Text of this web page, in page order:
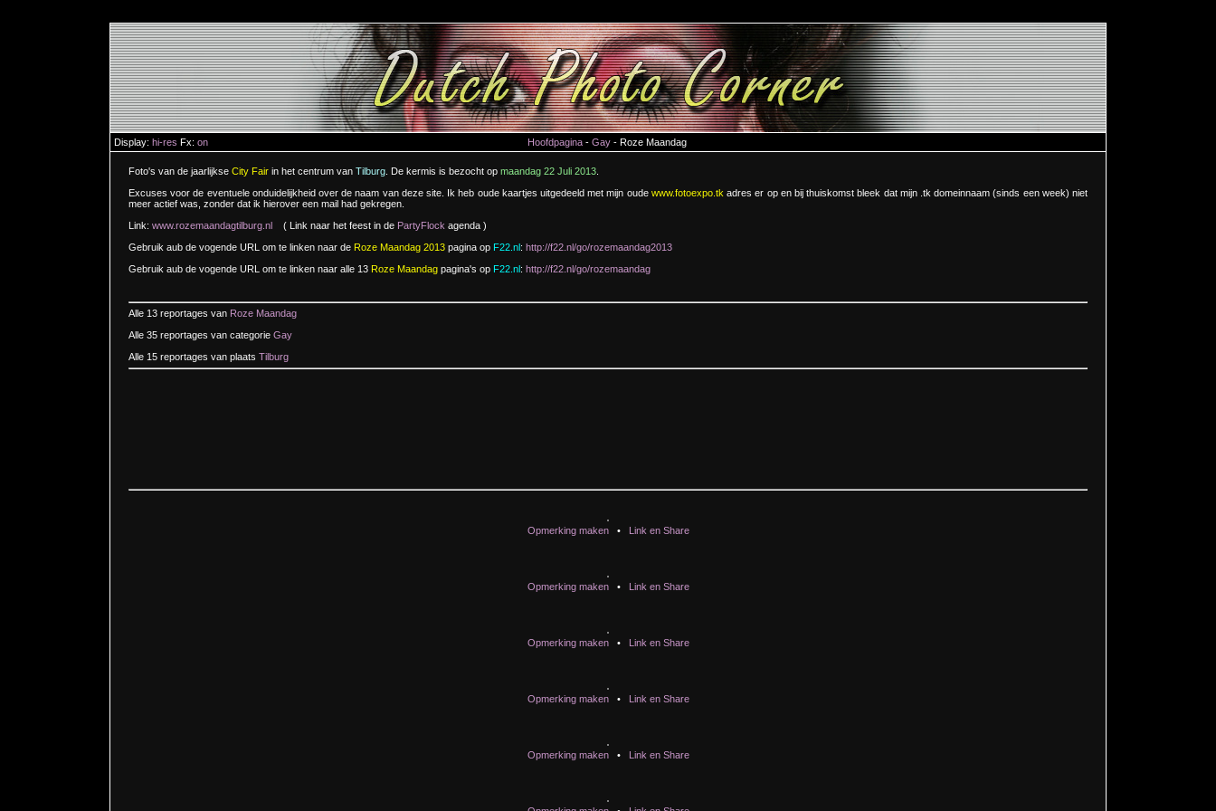
Display: hi-res Fx: on Hoofdpagina - Gay - Roze Maandag
Foto's van de jaarlijkse City Fair in het centrum van Tilburg . De kermis is bezocht op maandag 22 Juli 2013
Excuses voor de eventuele onduidelijkheid over de naam van deze site. Ik heb oude kaartjes uitgedeeld met mijn oude www.fotoexpo.tk adres er op en bij thuiskomst bleek dat mijn .tk domeinnaam (sinds een week) niet
meer actief was, zonder dat ik hierover een mail had gekregen.
Link: www.rozemaandagtilburg.nl ( Link naar het feest in de PartyFlock agenda )
Gebruik aub de vogende URL om te linken naar de Roze Maandag 2013 pagina op F22.nl: http://f22.nl/go/rozemaandag2013
Gebruik aub de vogende URL om te linken naar alle 13 Roze Maandag pagina's op F22.nl: http://f22.nl/go/rozemaandag
Alle 13 reportages van Roze Maandag
Alle 35 reportages van categorie Gay
Alle 15 reportages van plaats Tilburg
Opmerking maken• Link en Share
Opmerking maken• Link en Share
Opmerking maken• Link en Share
Opmerking maken• Link en Share
Opmerking maken• Link en Share